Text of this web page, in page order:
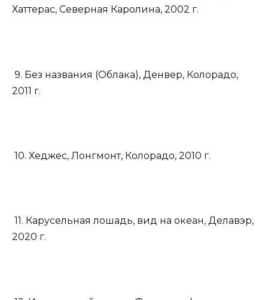
Хаттерас, Северная Каролина, 2002 г.
9. Без названия (Облака), Денвер, Колорадо,
2011 г.
10. Хеджес, Лонгмонт, Колорадо, 2010 г.
11. Карусельная лошадь, вид на океан, Делавэр,
2020 г.